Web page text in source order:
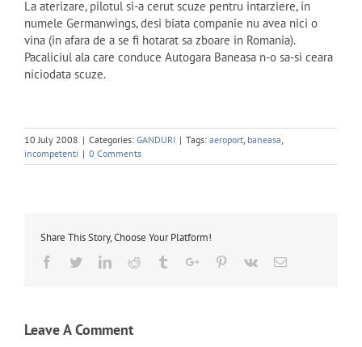
La aterizare, pilotul si-a cerut scuze pentru intarziere, in
numele Germanwings, desi biata companie nu avea nici o
vina (in afara de a se fi hotarat sa zboare in Romania).
Pacaliciul ala care conduce Autogara Baneasa n-o sa-si ceara
niciodata scuze.
10 July 2008 | Categories: GANDURI | Tags: aeroport, baneasa,
incompetenti | 0 Comments
Share This Story, Choose Your Platform!
Facebook
TwitterLinkedinReddit TumblrGoogle+Pinterest
Vk Email
Leave A Comment